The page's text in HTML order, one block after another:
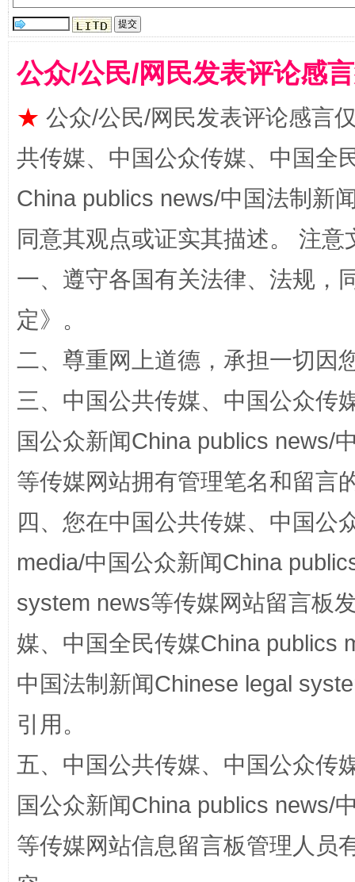
解纷+调解+退费，一次搞定
站台名比不上好声名
漫山遍野的桃花与雪山、麦地、白藏房 除
公众/公民/网民发表评论感
★ 公众/公民/网民发表评论感言
共传媒、中国公众传媒、中国全
China publics news/中国法制新
同意其观点或证实其描述。 注
一、遵守各国有关法律、法规，
定》。
二、尊重网上道德，承担一切因
三、中国公共传媒、中国公众传
国公众新闻China publics news/
等传媒网站拥有管理笔名和留言
四、您在中国公共传媒、中国公
media/中国公众新闻China
system news等传媒网站留言板
媒、中国全民传媒China publics
中国法制新闻Chinese legal
引用。
五、中国公共传媒、中国公众传
国公众新闻China publics news/
等传媒网站信息留言板管理人员